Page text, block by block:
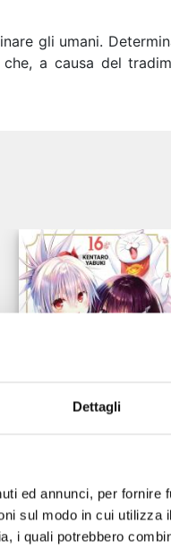
Dettagli
ed annunci, per fornire
sul modo in cui
i quali potrebbero
gli umani.
a causa del
AYAKASHI TRIANGLE n.